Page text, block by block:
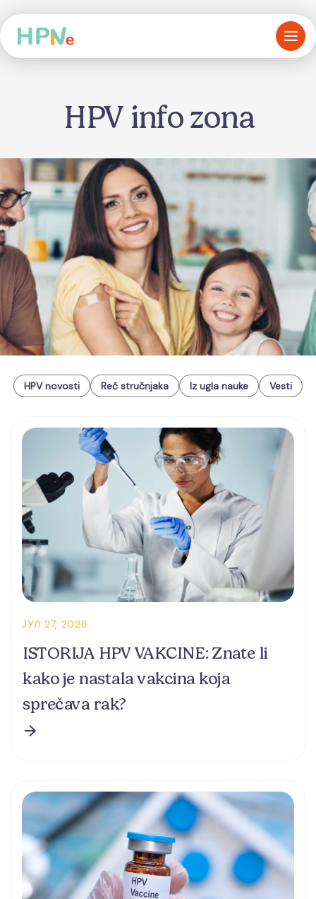
HPV info zona
HPV novosti Reč stručnjaka Iz ugla nauke Vesti
ЈУЛ 27, 2026
ISTORIJA HPV VAKCINE: Znate li
kako je nastala vakcina koja
sprečava rak?